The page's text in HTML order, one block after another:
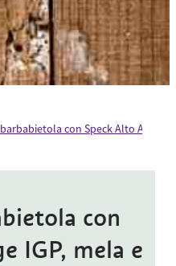
con Speck Alto Adige
con
IGP, mela e